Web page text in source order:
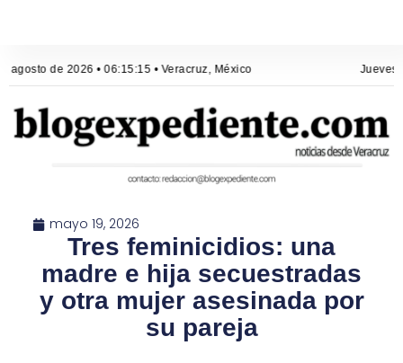
agosto de 2026 • 06:15:16 • Veracruz, México Jueves,
mayo 19, 2026
Tres feminicidios: una
madre e hija secuestradas
y otra mujer asesinada por
su pareja